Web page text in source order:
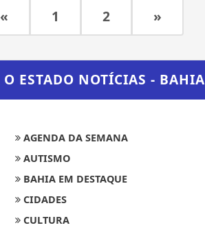
« 1 2 »
O ESTADO NOTÍCIAS - BAHIA
AGENDA DA SEMANA
AUTISMO
BAHIA EM DESTAQUE
CIDADES
CULTURA